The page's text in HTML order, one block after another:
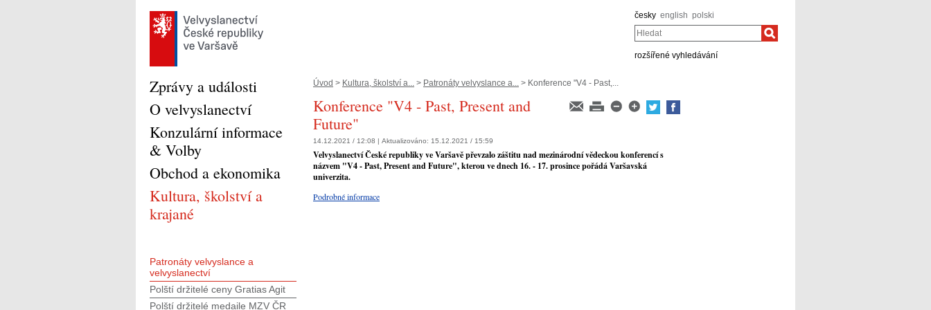
česky english polski
Hledat
rozšířené vyhledávání
Úvod > Kultura, školství a... > Patronáty velvyslance a... > Konference "V4 - Past,...
Konference "V4 - Past, Present and
Future"
14.12.2021 / 12:08 | Aktualizováno: 15.12.2021 / 15:59
Velvyslanectví České republiky ve Varšavě převzalo záštitu nad mezinárodní vědeckou konferencí s
názvem "V4 - Past, Present and Future", kterou ve dnech 16. - 17. prosince pořádá Varšavská
univerzita.
Podrobné informace
Zprávy a události
O velvyslanectví
Konzulární informace
& Volby
Obchod a ekonomika
Kultura, školství a
krajané
Patronáty velvyslance a
velvyslanectví
Polští držitelé ceny Gratias Agit
Polští držitelé medaile MZV ČR